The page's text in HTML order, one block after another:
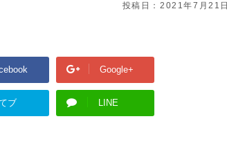
投稿日： 2021年7月21日
Google+
ブ LINE